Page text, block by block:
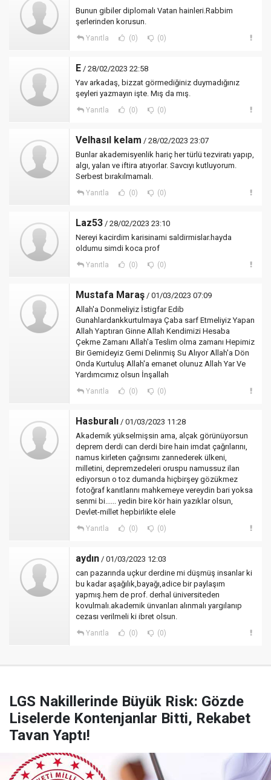
Bunun gibiler diplomalı Vatan hainleri.Rabbim
şerlerinden korusun.
Yanıtla (0) (0)
E / 28/02/2023 22:58
Yav arkadaş, bizzat görmediğiniz duymadığınız
şeyleri yazmayın işte. Mış da mış.
Yanıtla (0) (0)
Velhasıl kelam / 28/02/2023 23:07
Bunlar akademisyenlik hariç her türlü tezviratı yapıp,
algı, yalan ve iftira atıyorlar. Savcıyı kutluyorum.
Serbest bırakılmamalı.
Yanıtla (0) (0)
Laz53 / 28/02/2023 23:10
Nereyi kacirdim karisinami saldirmislar.hayda
oldumu simdi koca prof
Yanıtla (0) (0)
Mustafa Maraş / 01/03/2023 07:09
Allah'a Donmeliyiz İstigfar Edib
Gunahlardankkurtulmaya Çaba sarf Etmeliyiz Yapan
Allah Yaptıran Ginne Allah Kendimizi Hesaba
Çekme Zamanı Allah'a Teslim olma zamanı Hepimiz
Bir Gemideyiz Gemi Delinmiş Su Alıyor Allah'a Dön
Onda Kurtuluş Allah'a emanet olunuz Allah Yar Ve
Yardımcımız olsun İnşallah
Yanıtla (0) (0)
Hasburalı / 01/03/2023 11:28
Akademik yükselmişsin ama, alçak görünüyorsun
deprem derdi can derdi bire hain imdat çağrılarını,
namus kirleten çağrısımı zannederek ülkeni,
milletini, depremzedeleri oruspu namussuz ilan
ediyorsun o toz dumanda hiçbirşey gözükmez
fotoğraf kanıtlarını mahkemeye vereydin bari yoksa
senmi bi...... yedin bire kör hain yazıklar olsun,
Devlet-millet hepbirlikte elele
Yanıtla (0) (0)
aydın / 01/03/2023 12:03
can pazarında uçkur derdine mi düşmüş insanlar ki
bu kadar aşağılık,bayağı,adice bir paylaşım
yapmış.hem de prof. derhal üniversiteden
kovulmalı.akademik ünvanları alınmalı yargılanıp
cezası verilmeli ki ibret olsun.
Yanıtla (0) (0)
LGS Nakillerinde Büyük Risk: Gözde
Liselerde Kontenjanlar Bitti, Rekabet
Tavan Yaptı!